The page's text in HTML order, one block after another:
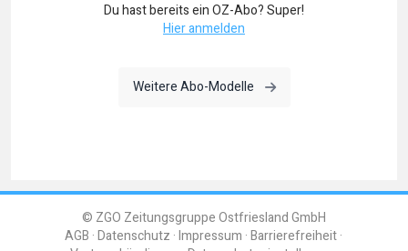
Du hast bereits ein OZ-Abo? Super!
Hier anmelden
Weitere Abo-Modelle
© ZGO Zeitungsgruppe Ostfriesland GmbH
AGB Datenschutz Impressum Barrierefreiheit